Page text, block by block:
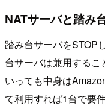
NATサーバと踏み
踏み台サーバをSTOP
台サーバは兼用するこ
いっても中身は
て利用すれば1台で要